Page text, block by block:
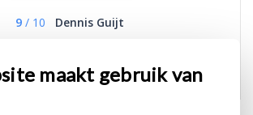
maakt gebruik van
9 / 10
Dennis Guijt